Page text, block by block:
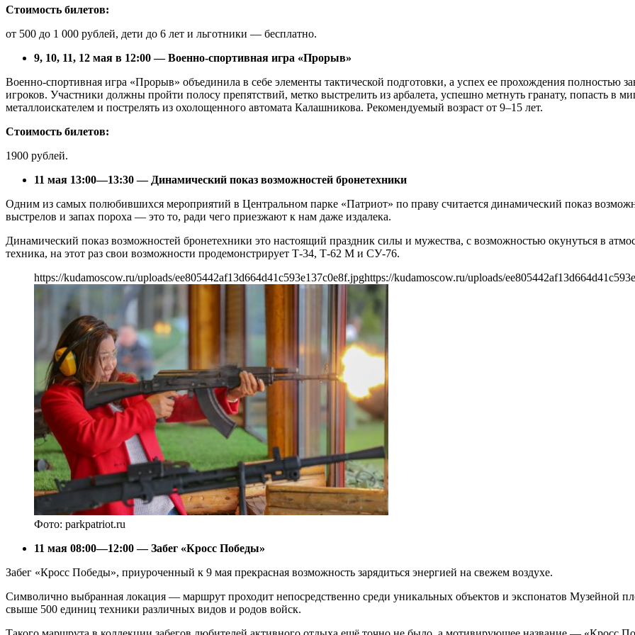
Стоимость билетов:
от 500 до 1 000 рублей, дети до 6 лет и льготники — бесплатно.
9, 10, 11, 12 мая в 12:00 — Военно-спортивная игра «Прорыв»
Военно-спортивная игра «Прорыв» объединила в себе элементы тактической подготовки, а успех ее прохождения полностью
игроков. Участники должны пройти полосу препятствий, метко выстрелить из арбалета, успешно метнуть гранату, попасть в
металлоискателем и пострелять из охолощенного автомата Калашникова. Рекомендуемый возраст от 9–15 лет.
Стоимость билетов:
1900 рублей.
11 мая 13:00—13:30 — Динамический показ возможностей бронетехники
Одним из самых полюбившихся мероприятий в Центральном парке «Патриот» по праву считается динамический показ
выстрелов и запах пороха — это то, ради чего приезжают к нам даже издалека.
Динамический показ возможностей бронетехники это настоящий праздник силы и мужества, с возможностью окунуться в
техника, на этот раз свои возможности продемонстрирует Т-34, Т-62 М и СУ-76.
https://kudamoscow.ru/uploads/ee805442af13d664d41c593e137c0e8f.jpghttps://kudamoscow.ru/uploads/
Фото: parkpatriot.ru
11 мая 08:00—12:00 — Забег «Кросс Победы»
Забег «Кросс Победы», приуроченный к 9 мая прекрасная возможность зарядиться энергией на свежем воздухе.
Символично выбранная локация — маршрут проходит непосредственно среди уникальных объектов и экспонатов Музейной
свыше 500 единиц техники различных видов и родов войск.